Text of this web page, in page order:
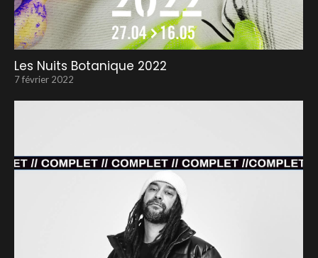
Les Nuits Botanique 2022
7 février 2022